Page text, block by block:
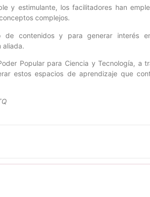
y estimulante, los facilitadores han
complejos.
de contenidos y para generar interés
aliada.
Popular para Ciencia y Tecnología, a
estos espacios de aprendizaje que